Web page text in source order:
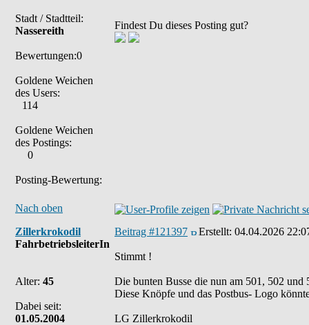
Stadt / Stadtteil:
Nassereith
Bewertungen:0
Goldene Weichen
des Users:
114
Goldene Weichen
des Postings:
0
Posting-Bewertung:
Findest Du dieses Posting gut?
Nach oben
Zillerkrokodil
FahrbetriebsleiterIn
Alter: 45
Dabei seit:
01.05.2004
Beitrag #121397 Erstellt: 04.04.2026
Stimmt !
Die bunten Busse die nun am 501, 502
Diese Knöpfe und das Postbus- Logo
LG Zillerkrokodil